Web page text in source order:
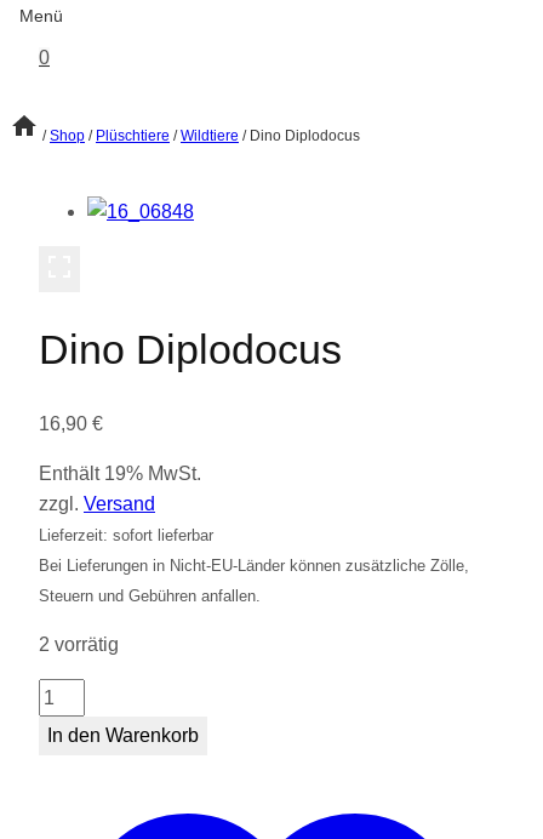
Menü
0
/ Shop / Plüschtiere / Wildtiere / Dino Diplodocus
Dino Diplodocus
16,90 €
Enthält 19% MwSt.
zzgl. Versand
Lieferzeit: sofort lieferbar
Bei Lieferungen in Nicht-EU-Länder können zusätzliche Zölle,
Steuern und Gebühren anfallen.
2 vorrätig
Dino
Diplodocus
In den Warenkorb